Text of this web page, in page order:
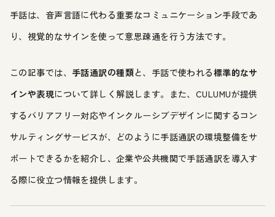
手話は、音声言語に代わる重要なコミュニケーション手段であ
り、視覚的なサインを使って意思疎通を行う方法です。
この記事では、 手話通訳の種類と、手話で使われる標準的なサ
インや表現について詳しく解説します。また、CULUMUが提供
するバリアフリー対応やインクルーシブデザインに関するコン
サルティングサービスが、どのように手話通訳の環境整備をサ
ポートできるかを紹介し、企業や公共機関で手話通訳を導入す
る際に役立つ情報を提供します。